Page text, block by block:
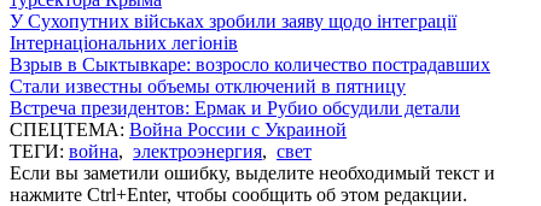
У Сухопутних військах зробили заяву щодо інтеграції
Інтернаціональних легіонів
Взрыв в Сыктывкаре: возросло количество пострадавших
Стали известны объемы отключений в пятницу
Встреча президентов: Ермак и Рубио обсудили детали
СПЕЦТЕМА: Война России с Украиной
ТЕГИ: война, электроэнергия, свет
Если вы заметили ошибку, выделите необходимый текст и
нажмите Ctrl+Enter, чтобы сообщить об этом редакции.